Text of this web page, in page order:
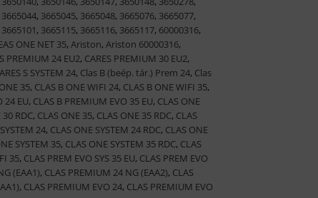
3665044, 3665045, 3665048, 3665076, 3665077,
3665101, 3665115, 3665116, 3665117, 60000316,
ONE NET 35, Ariston, Ariston 60000316,
PREMIUM 24 EU2, CARES PREMIUM 30 EU2,
S SYSTEM 24, Clas B (beép. tár.) Prem 24, Clas
35, CLAS B ONE WIFI 24, CLAS B ONE WIFI 35,
24 EU, CLAS B PREMIUM EVO 35 EU, CLAS ONE
30 RDC, CLAS ONE 35, CLAS ONE 35 RDC, CLAS
24, CLAS ONE SYSTEM 24 RDC, CLAS ONE
SYSTEM 35, CLAS ONE SYSTEM 35 RDC, CLAS
35, CLAS PREM EVO SYS 35 EU, CLAS PREM EVO
(EAA1), CLAS PREMIUM 24 NG (EAA2), CLAS
, CLAS PREMIUM EVO 24, CLAS PREMIUM EVO